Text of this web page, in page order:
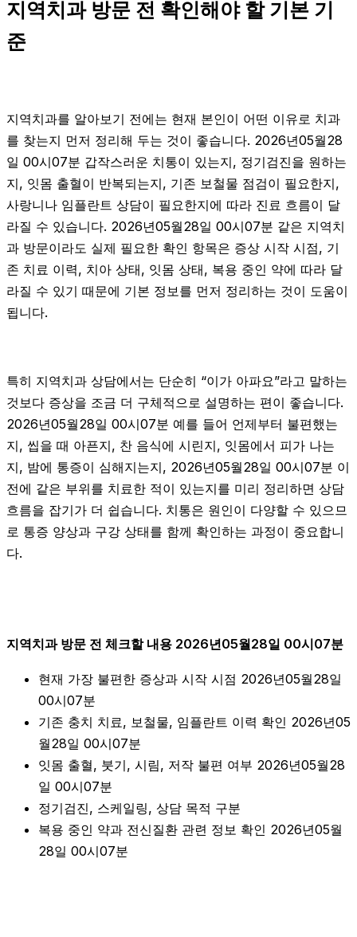
지역치과 방문 전 확인해야 할 기본 기
준
지역치과를 알아보기 전에는 현재 본인이 어떤 이유로 치과
를 찾는지 먼저 정리해 두는 것이 좋습니다. 2026년05월28
일 00시07분 갑작스러운 치통이 있는지, 정기검진을 원하는
지, 잇몸 출혈이 반복되는지, 기존 보철물 점검이 필요한지,
사랑니나 임플란트 상담이 필요한지에 따라 진료 흐름이 달
라질 수 있습니다. 2026년05월28일 00시07분 같은 지역치
과 방문이라도 실제 필요한 확인 항목은 증상 시작 시점, 기
존 치료 이력, 치아 상태, 잇몸 상태, 복용 중인 약에 따라 달
라질 수 있기 때문에 기본 정보를 먼저 정리하는 것이 도움이
됩니다.
특히 지역치과 상담에서는 단순히 “이가 아파요”라고 말하는
것보다 증상을 조금 더 구체적으로 설명하는 편이 좋습니다.
2026년05월28일 00시07분 예를 들어 언제부터 불편했는
지, 씹을 때 아픈지, 찬 음식에 시린지, 잇몸에서 피가 나는
지, 밤에 통증이 심해지는지, 2026년05월28일 00시07분 이
전에 같은 부위를 치료한 적이 있는지를 미리 정리하면 상담
흐름을 잡기가 더 쉽습니다. 치통은 원인이 다양할 수 있으므
로 통증 양상과 구강 상태를 함께 확인하는 과정이 중요합니
다.
지역치과 방문 전 체크할 내용 2026년05월28일 00시07분
현재 가장 불편한 증상과 시작 시점 2026년05월28일
00시07분
기존 충치 치료, 보철물, 임플란트 이력 확인 2026년05
월28일 00시07분
잇몸 출혈, 붓기, 시림, 저작 불편 여부 2026년05월28
일 00시07분
정기검진, 스케일링, 상담 목적 구분
복용 중인 약과 전신질환 관련 정보 확인 2026년05월
28일 00시07분